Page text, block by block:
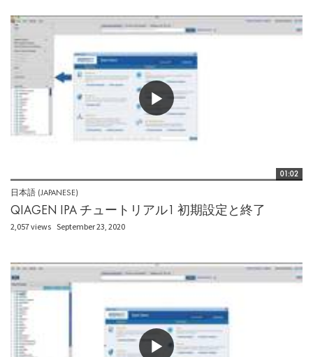
01:02
日本語 (JAPANESE)
QIAGEN IPA チュートリアル1 初期設定と終了
2,057 views September 23, 2020